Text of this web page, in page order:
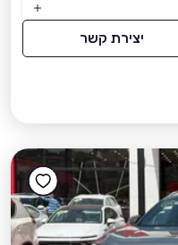
יצירת קשר